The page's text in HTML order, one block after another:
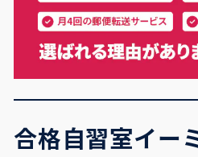
合格自習室イー